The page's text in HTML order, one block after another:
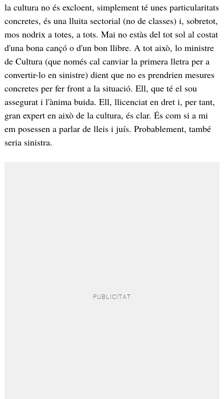
la cultura no és excloent, simplement té unes particularitats
concretes, és una lluita sectorial (no de classes) i, sobretot,
mos nodrix a totes, a tots. Mai no estàs del tot sol al costat
d'una bona cançó o d'un bon llibre. A tot això, lo ministre
de Cultura (que només cal canviar la primera lletra per a
convertir-lo en sinistre) dient que no es prendrien mesures
concretes per fer front a la situació. Ell, que té el sou
assegurat i l'ànima buida. Ell, llicenciat en dret i, per tant,
gran expert en això de la cultura, és clar. És com si a mi
em posessen a parlar de lleis i juís. Probablement, també
seria sinistra.